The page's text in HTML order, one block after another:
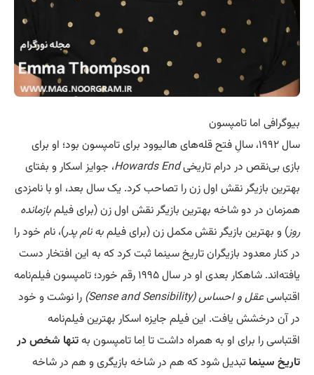
بیوگرافی اما تامپسون
سال ۱۹۹۲، سالِ فتح قله‌های هالیوود برای تامپسون بود؛ او برای
بازی بی‌نقص در درام تاریخیHowards End، جوایز اسکار و بفتای
بهترین بازیگر نقش اول زن را تصاحب کرد. یک سال بعد، او با نامزدی
همزمان در دو شاخه بهترین بازیگر نقش اول زن (برای فیلمبازمانده
روز) و بهترین بازیگر نقش مکمل زن (برای فیلمبه نام پدر)، نام خود را
در کنار معدود بازیگران تاریخ سینما ثبت کرد که به این افتخار دست
یافته‌اند. شاهکار بعدی او در سال ۱۹۹۵ رقم خورد؛ تامپسون فیلم‌نامه
اقتباسیعقل و احساس (Sense and Sensibility)
را نوشت و خود
در آن درخشش یافت. این فیلم جایزه اسکار بهترین فیلم‌نامه
اقتباسی را برای او به همراه داشت تا اِما تامپسون بهتنها شخص در
تاریخ سینما تبدیل شود که هم در شاخه بازیگری و هم در شاخه